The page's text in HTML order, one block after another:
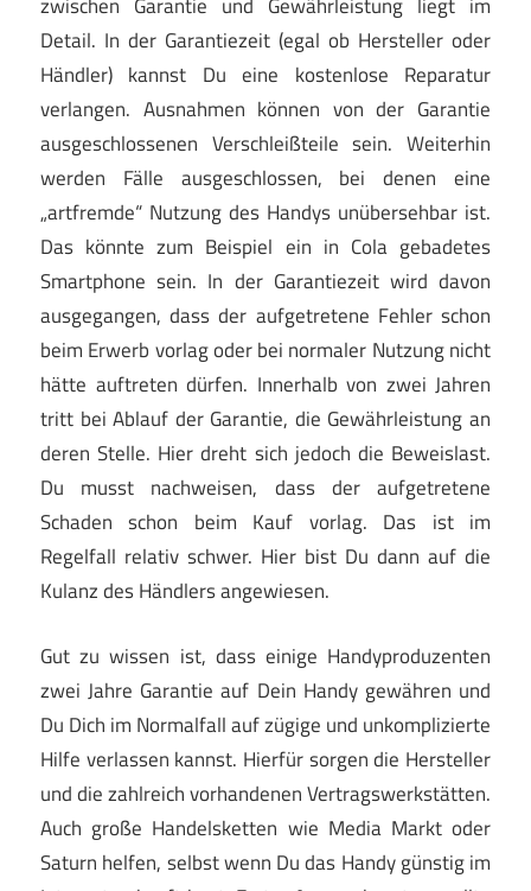
Detail. In der Garantiezeit (egal ob Hersteller oder
Händler) kannst Du eine kostenlose Reparatur
verlangen. Ausnahmen können von der Garantie
ausgeschlossenen Verschleißteile sein. Weiterhin
werden Fälle ausgeschlossen, bei denen eine
„artfremde“ Nutzung des Handys unübersehbar ist.
Das könnte zum Beispiel ein in Cola gebadetes
Smartphone sein. In der Garantiezeit wird davon
ausgegangen, dass der aufgetretene Fehler schon
beim Erwerb vorlag oder bei normaler Nutzung nicht
hätte auftreten dürfen. Innerhalb von zwei Jahren
tritt bei Ablauf der Garantie, die Gewährleistung an
deren Stelle. Hier dreht sich jedoch die Beweislast.
Du musst nachweisen, dass der aufgetretene
Schaden schon beim Kauf vorlag. Das ist im
Regelfall relativ schwer. Hier bist Du dann auf die
Kulanz des Händlers angewiesen.
Gut zu wissen ist, dass einige Handyproduzenten
zwei Jahre Garantie auf Dein Handy gewähren und
Du Dich im Normalfall auf zügige und unkomplizierte
Hilfe verlassen kannst. Hierfür sorgen die Hersteller
und die zahlreich vorhandenen Vertragswerkstätten.
Auch große Handelsketten wie Media Markt oder
Saturn helfen, selbst wenn Du das Handy günstig im